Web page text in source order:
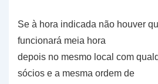
Se à hora indicada não houver
funcionará meia hora
depois no mesmo local com
sócios e a mesma ordem de